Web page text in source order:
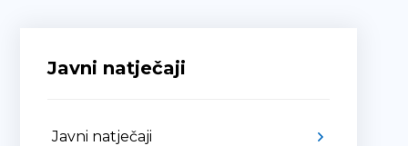
Javni natječaji
Javni natječaji